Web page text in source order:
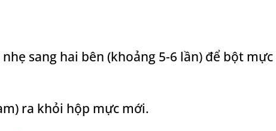
sang hai bên (khoảng 5-6 lần) để bột
ra khỏi hộp mực mới.